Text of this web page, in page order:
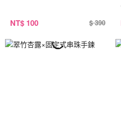
NT$ 100 $ 390